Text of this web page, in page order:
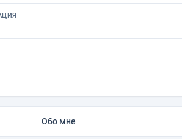
Обо мне